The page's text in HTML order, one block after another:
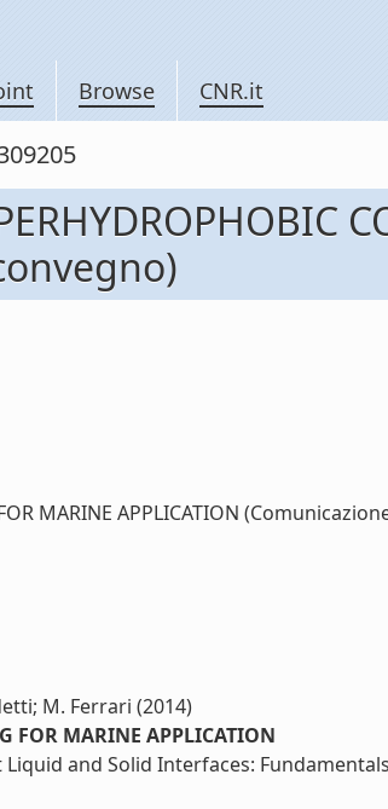
Browse CNR.it
MARINE APPLICATION
M. Ferrari (2014)
FOR MARINE APPLICATION
Liquid and Solid Interfaces: